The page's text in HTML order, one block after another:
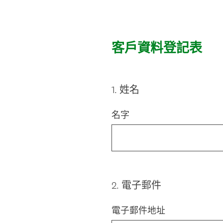
客戶資料登記表
Question
1. 姓名
名字
Question
2. 電子郵件
電子郵件地址